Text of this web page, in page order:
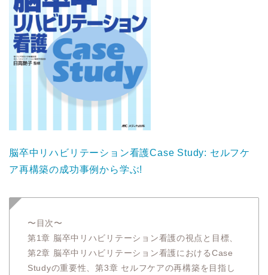
脳卒中リハビリテーション看護Case Study: セルフケ
ア再構築の成功事例から学ぶ!
〜目次〜
第1章 脳卒中リハビリテーション看護の視点と目標、
第2章 脳卒中リハビリテーション看護におけるCase
Studyの重要性、第3章 セルフケアの再構築を目指し